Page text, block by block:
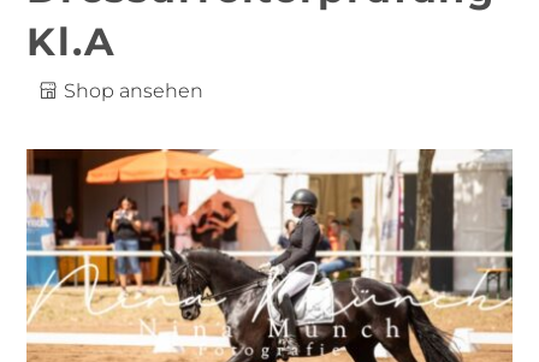
Kl.A
Shop ansehen